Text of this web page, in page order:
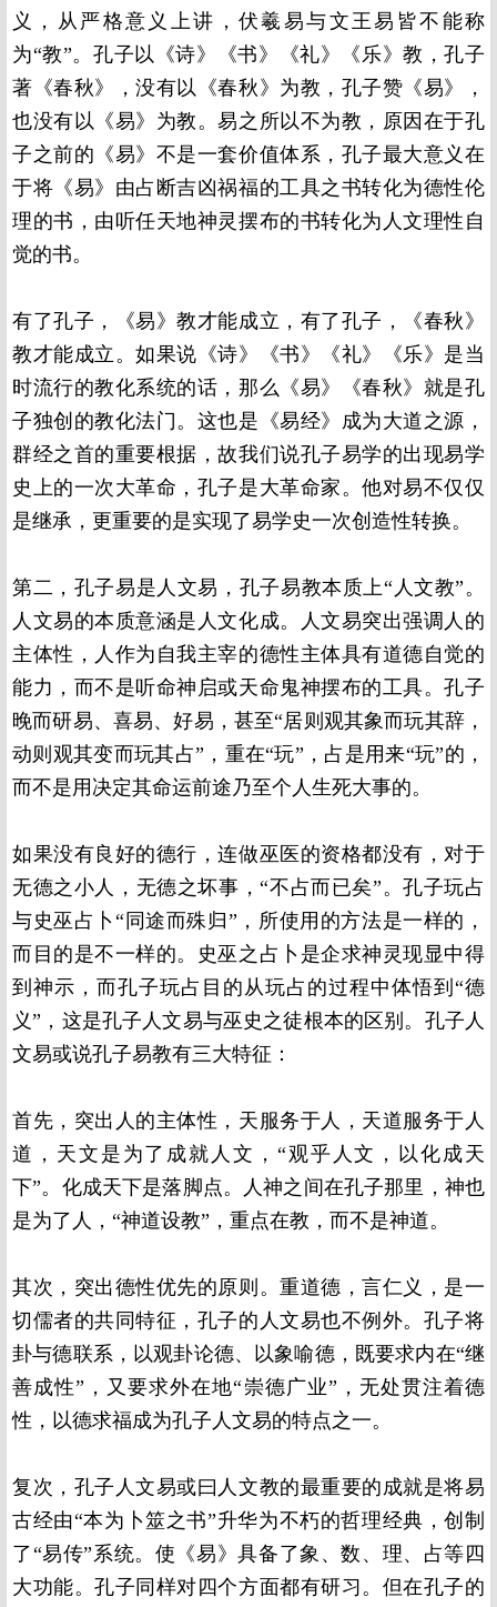
义，从严格意义上讲，伏羲易与文王易皆不能称
为“教”。孔子以《诗》《书》《礼》《乐》教，孔子
著《春秋》，没有以《春秋》为教，孔子赞《易》，
也没有以《易》为教。易之所以不为教，原因在于孔
子之前的《易》不是一套价值体系，孔子最大意义在
于将《易》由占断吉凶祸福的工具之书转化为德性伦
理的书，由听任天地神灵摆布的书转化为人文理性自
觉的书。
有了孔子，《易》教才能成立，有了孔子，《春秋》
教才能成立。如果说《诗》《书》《礼》《乐》是当
时流行的教化系统的话，那么《易》《春秋》就是孔
子独创的教化法门。这也是《易经》成为大道之源，
群经之首的重要根据，故我们说孔子易学的出现易学
史上的一次大革命，孔子是大革命家。他对易不仅仅
是继承，更重要的是实现了易学史一次创造性转换。
第二，孔子易是人文易，孔子易教本质上“人文教”。
人文易的本质意涵是人文化成。人文易突出强调人的
主体性，人作为自我主宰的德性主体具有道德自觉的
能力，而不是听命神启或天命鬼神摆布的工具。孔子
晚而研易、喜易、好易，甚至“居则观其象而玩其辞，
动则观其变而玩其占”，重在“玩”，占是用来“玩”的，
而不是用决定其命运前途乃至个人生死大事的。
如果没有良好的德行，连做巫医的资格都没有，对于
无德之小人，无德之坏事，“不占而已矣”。孔子玩占
与史巫占卜“同途而殊归”，所使用的方法是一样的，
而目的是不一样的。史巫之占卜是企求神灵现显中得
到神示，而孔子玩占目的从玩占的过程中体悟到“德
义”，这是孔子人文易与巫史之徒根本的区别。孔子人
文易或说孔子易教有三大特征：
首先，突出人的主体性，天服务于人，天道服务于人
道，天文是为了成就人文，“观乎人文，以化成天
下”。化成天下是落脚点。人神之间在孔子那里，神也
是为了人，“神道设教”，重点在教，而不是神道。
其次，突出德性优先的原则。重道德，言仁义，是一
切儒者的共同特征，孔子的人文易也不例外。孔子将
卦与德联系，以观卦论德、以象喻德，既要求内在“继
善成性”，又要求外在地“崇德广业”，无处贯注着德
性，以德求福成为孔子人文易的特点之一。
复次，孔子人文易或曰人文教的最重要的成就是将易
古经由“本为卜筮之书”升华为不朽的哲理经典，创制
了“易传”系统。使《易》具备了象、数、理、占等四
大功能。孔子同样对四个方面都有研习。但在孔子的